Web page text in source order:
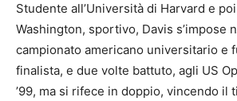
Studente all’Università di Harvard e
Washington, sportivo, Davis s’impose
campionato americano universitario e
finalista, e due volte battuto, agli US
’99, ma si rifece in doppio, vincendo il